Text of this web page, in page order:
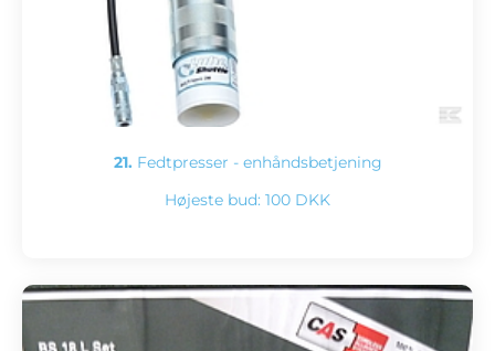
21. Fedtpresser - enhåndsbetjening
Højeste bud: 100 DKK